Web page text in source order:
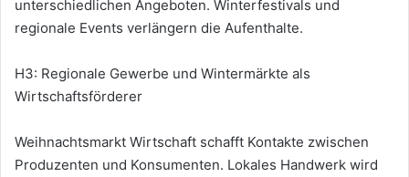
unterschiedlichen Angeboten. Winterfestivals und
regionale Events verlängern die Aufenthalte.
H3: Regionale Gewerbe und Wintermärkte als
Wirtschaftsförderer
Weihnachtsmarkt Wirtschaft schafft Kontakte zwischen
Produzenten und Konsumenten. Lokales Handwerk wird